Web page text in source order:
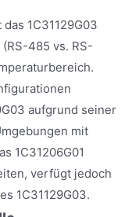
1C31129G03
485 vs. RS-
aufgrund seiner
mit
1C31206G01
verfügt jedoch
1C31129G03.